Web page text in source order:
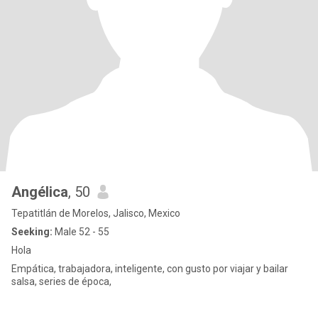
Angélica, 50
Tepatitlán de Morelos, Jalisco, Mexico
Seeking: Male 52 - 55
Hola
Empática, trabajadora, inteligente, con gusto por viajar y bailar
salsa, series de época,